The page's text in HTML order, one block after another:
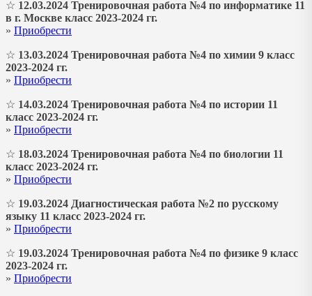
☆ 12.03.2024 Тренировочная работа №4 по информатике 11
в г. Москве класс 2023-2024 гг.
» Приобрести
☆ 13.03.2024 Тренировочная работа №4 по химии 9 класс
2023-2024 гг.
» Приобрести
☆ 14.03.2024 Тренировочная работа №4 по истории 11
класс 2023-2024 гг.
» Приобрести
☆ 18.03.2024 Тренировочная работа №4 по биологии 11
класс 2023-2024 гг.
» Приобрести
☆ 19.03.2024 Диагностическая работа №2 по русскому
языку 11 класс 2023-2024 гг.
» Приобрести
☆ 19.03.2024 Тренировочная работа №4 по физике 9 класс
2023-2024 гг.
» Приобрести